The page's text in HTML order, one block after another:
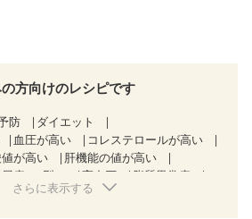
方向けのレシピです
防
ダイエット
血圧が高い
コレステロールが高い
が高い
肝機能の値が高い
病（2型） 高血圧
脂質異常症
狭心症 心筋梗塞
さらに表示する